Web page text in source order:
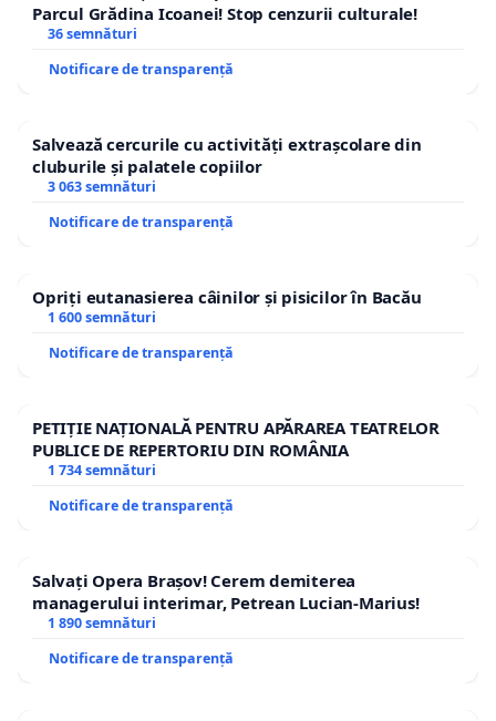
Parcul Grădina Icoanei! Stop cenzurii culturale!
36 semnături
Notificare de transparență
Salvează cercurile cu activități extrașcolare din
cluburile și palatele copiilor
3 063 semnături
Notificare de transparență
Opriți eutanasierea câinilor și pisicilor în Bacău
1 600 semnături
Notificare de transparență
PETIȚIE NAȚIONALĂ PENTRU APĂRAREA TEATRELOR
PUBLICE DE REPERTORIU DIN ROMÂNIA
1 734 semnături
Notificare de transparență
Salvați Opera Brașov! Cerem demiterea
managerului interimar, Petrean Lucian-Marius!
1 890 semnături
Notificare de transparență